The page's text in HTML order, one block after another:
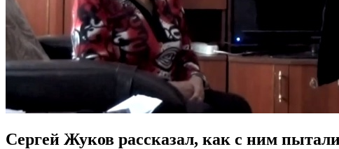
Сергей Жуков рассказал, как с ним